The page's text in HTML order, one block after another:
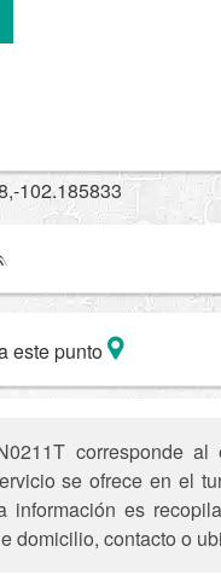
102.185833
este punto
corresponde
se ofrece en el
información es
domicilio, contacto o